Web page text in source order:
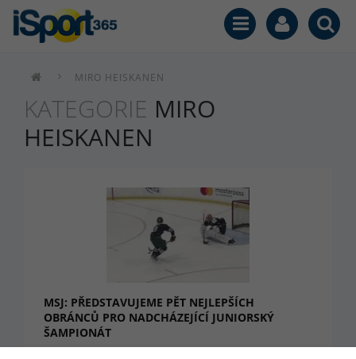
MIRO HEISKANEN
KATEGORIE MIRO
HEISKANEN
MSJ: PŘEDSTAVUJEME PĚT NEJLEPŠÍCH
OBRÁNCŮ PRO NADCHÁZEJÍCÍ JUNIORSKÝ
ŠAMPIONÁT